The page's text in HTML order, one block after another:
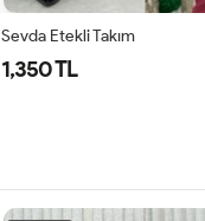
Sevda Etekli Takım
1,350 TL